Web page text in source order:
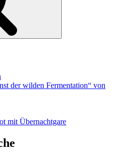
der wilden Fermentation“ von
mit Übernachtgare